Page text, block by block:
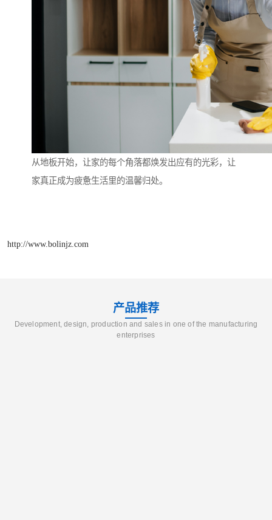
从地板开始，让家的每个角落都焕发出应有的光彩，让
家真正成为疲惫生活里的温馨归处。
http://www.bolinjz.com
产品推荐
Development, design, production and sales in one of the manufacturing
enterprises